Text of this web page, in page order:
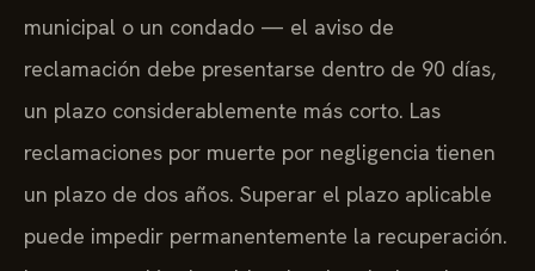
municipal o un condado — el aviso de
reclamación debe presentarse dentro de 90 días,
un plazo considerablemente más corto. Las
reclamaciones por muerte por negligencia tienen
un plazo de dos años. Superar el plazo aplicable
puede impedir permanentemente la recuperación.